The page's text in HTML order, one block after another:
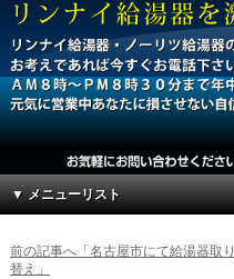
▼ メニューリスト
前の記事へ「名古屋市にて給湯器取り
替え」